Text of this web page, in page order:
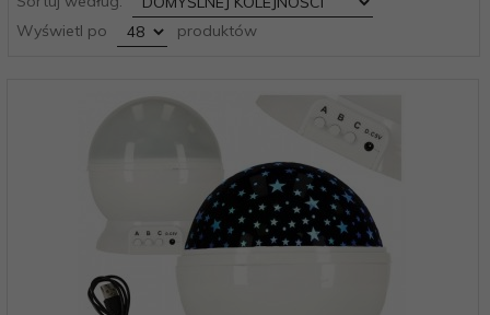
Wyświetl po
pop produktów